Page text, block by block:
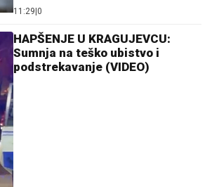
11:29|0
HAPŠENJE U KRAGUJEVCU:
Sumnja na teško ubistvo i
podstrekavanje (VIDEO)